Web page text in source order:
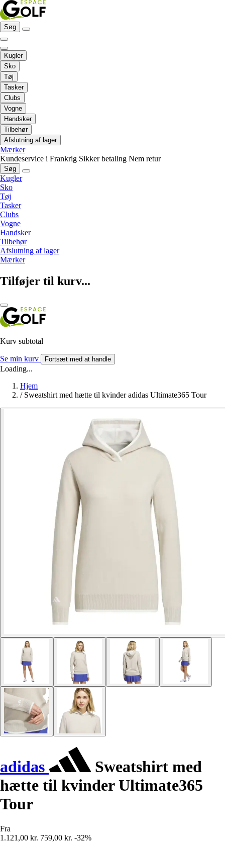
Søg
Kugler
Sko
Tøj
Tasker
Clubs
Vogne
Handsker
Tilbehør
Afslutning af lager
Mærker
Kundeservice i Frankrig Sikker betaling Nem retur
Søg
Kugler
Sko
Tøj
Tasker
Clubs
Vogne
Handsker
Tilbehør
Afslutning af lager
Mærker
Tilføjer til kurv...
Kurv subtotal
Se min kurv Fortsæt med at handle
Loading...
Hjem
/ Sweatshirt med hætte til kvinder adidas Ultimate365 Tour
adidas
Sweatshirt med
hætte til kvinder Ultimate365
Tour
Fra
1.121,00 kr. 759,00 kr. -32%